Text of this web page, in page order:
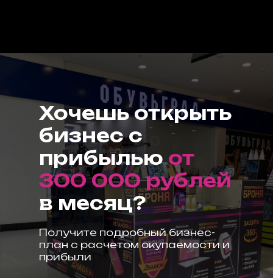
Хочешь открыть
бизнес с
прибыльюот
300 000 рублей
в месяц?
Получите подробный бизнес-
план с расчетом окупаемости и
прибыли